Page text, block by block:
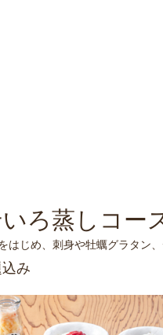
いろ蒸しコー
はじめ、刺身や牡蠣グラタン
み